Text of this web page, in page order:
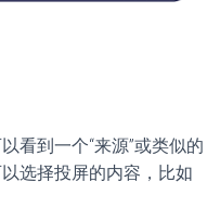
看到一个“来源”或类似的
选择投屏的内容，比如